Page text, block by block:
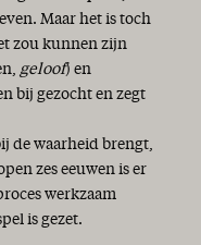
Maar het is toch
zou kunnen zijn
geloof) en
bij gezocht en zegt
de waarheid brengt,
zes eeuwen is er
werkzaam
is gezet.